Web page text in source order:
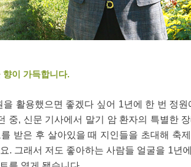
이 가득합니다.
활용했으면 좋겠다 싶어 1년에 한 번 정원
중, 신문 기사에서 말기 암 환자의 특별한
받은 후 살아있을 때 지인들을 초대해 축
. 그래서 저도 좋아하는 사람들 얼굴을 1년